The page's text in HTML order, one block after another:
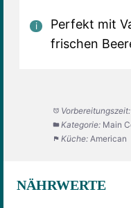
Perfekt mit
frischen
Vorbereitungszeit:
Kategorie: Main
Küche: American
NÄHRWERTE